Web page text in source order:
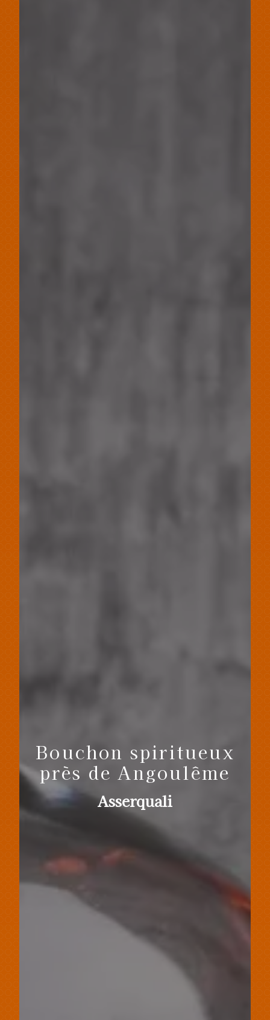
Bouchon spiritueux
près de Angoulême
Asserquali